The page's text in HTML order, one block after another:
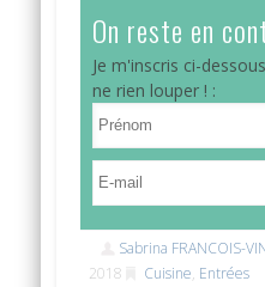
On reste en
Je m'inscris ci-
ne rien louper ! :
Sabrina FRANCOIS-
2018
Cuisine, Entrées